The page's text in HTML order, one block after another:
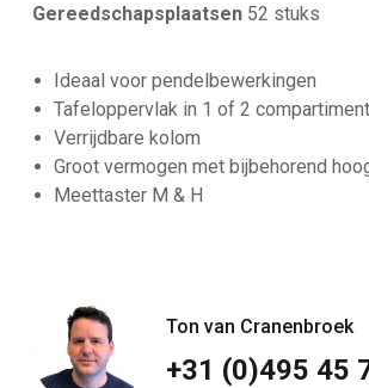
Gereedschapsplaatsen52 stuks
Ideaal voor pendelbewerkingen
Tafeloppervlak in 1 of 2
Verrijdbare kolom
Groot vermogen met bijbehorend
Meettaster M & H
Ton van Cranenbroek
+31 (0)495 45